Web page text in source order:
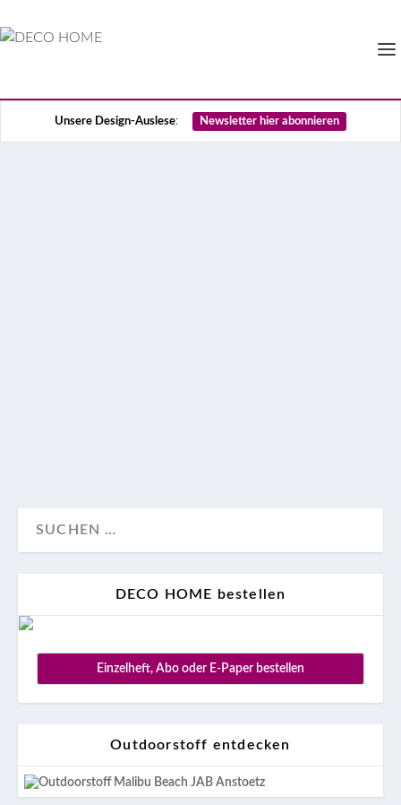
Unsere Design-Auslese: Newsletter hier abonnieren
DECO HOME bestellen
Einzelheft, Abo oder E-Paper bestellen
Outdoorstoff entdecken